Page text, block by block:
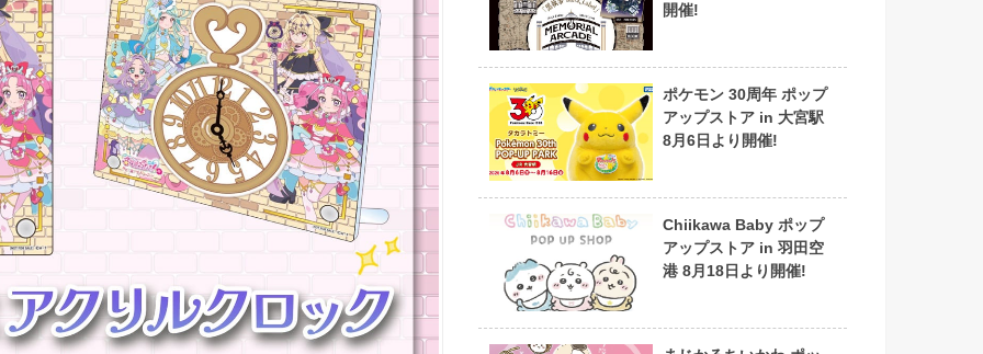
開催!
ポケモン 30周年 ポップ
アップストア in 大宮駅
8月6日より開催!
Chiikawa Baby ポップ
アップストア in 羽田空
港 8月18日より開催!